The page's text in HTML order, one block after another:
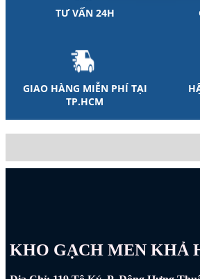
TƯ VẤN 24H
GIAO HÀNG MIỄN PHÍ TẠI
TP.HCM
KHO GẠCH MEN KHẢ